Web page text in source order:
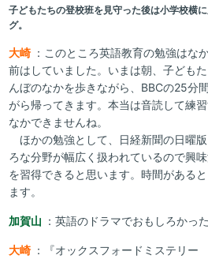
子どもたちの登校班を見守った後は小学校横
グ。
大崎 ：このところ英語教育の勉強はな
前はしていました。いまは朝、子ども
んぼのなかを歩きながら、BBCの25分
がら帰ってきます。本当は音読して練
なかできませんね。
ほかの勉強として、日経新聞の日曜
ろな分野が幅広く扱われているので興
を習得できると思います。時間がある
ます。
加賀山 ：英語のドラマでおもしろかっ
大崎 ：『オックスフォードミステリ